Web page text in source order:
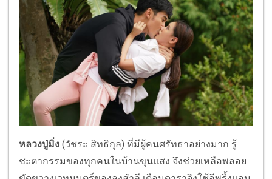
หลวงปู่มิ่ง (วัชระ สิทธิกุล) ที่มีผู้คนศรัทธาอย่างมาก รู้
ชะตากรรมของทุกคนในบ้านขุนแสง จึงช่วยเหลือพลอย